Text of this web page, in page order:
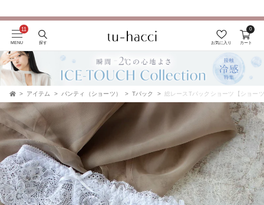
会員登録で今すぐ使えるポイントプレゼント！
MENU 探す お気に入り カート
0
アイテム パンティ（ショーツ） Tバック 総レースTバックショーツ【ショー